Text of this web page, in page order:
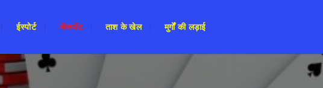
ईस्पोर्ट जैकपॉट ताश के खेल मुर्गों की लड़ाई